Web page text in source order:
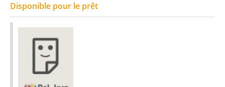
Disponible pour le prêt